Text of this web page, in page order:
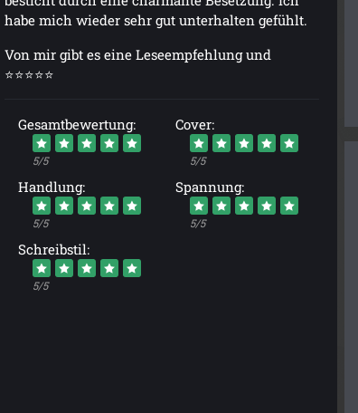
habe mich wieder sehr gut unterhalten gefühlt.
Von mir gibt es eine Leseempfehlung und
⭐⭐⭐⭐⭐
Gesamtbewertung:
5/5
Cover:
5/5
Handlung:
5/5
Spannung:
5/5
Schreibstil:
5/5